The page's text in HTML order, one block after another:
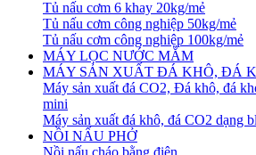
Tủ nấu cơm 6 khay 20kg/mẻ
Tủ nấu cơm công nghiệp 50kg/mẻ
Tủ nấu cơm công nghiệp 100kg/mẻ
MÁY LỌC NƯỚC MẮM
MÁY SẢN XUẤT ĐÁ KHÔ, ĐÁ
Máy sản xuất đá CO2, Đá khô, đá
mini
Máy sản xuất đá khô, đá CO2 dạng
NỒI NẤU PHỞ
Nồi nấu cháo bằng điện